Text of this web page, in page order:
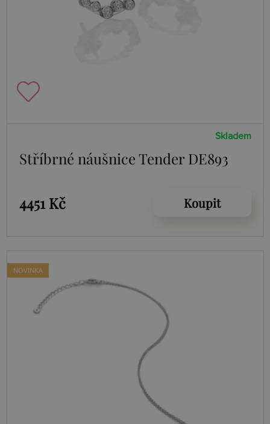
Skladem
Stříbrné náušnice Tender DE893
4451 Kč Koupit
NOVINKA